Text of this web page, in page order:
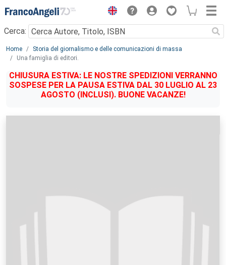
Menu
Cerca:
Main content
Home
Storia del giornalismo e delle comunicazioni di massa
Una famiglia di editori.
CHIUSURA ESTIVA: LE NOSTRE SPEDIZIONI VERRANNO
SOSPESE PER LA PAUSA ESTIVA DAL 30 LUGLIO AL 23
AGOSTO (INCLUSI). BUONE VACANZE!